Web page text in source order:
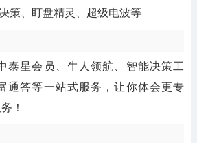
策、盯盘精灵、超级电波等
泰星会员、牛人领航、智能决策工
通答等一站式服务，让你体会更专
！